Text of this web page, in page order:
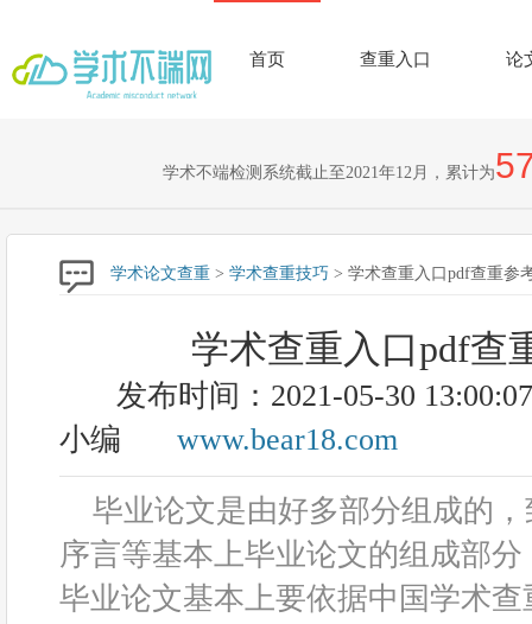
首页 查重入口 论
学术不端检测系统截止至2021年12月，累计为
学术论文查重 > 学术查重技巧 > 学术查重入口pdf查重参
学术查重入口pdf查
发布时间：2021-05-30 13:00:07
小编
www.bear18.com
毕业论文是由好多部分组成的
序言等基本上毕业论文的组成部
毕业论文基本上要依据中国学术